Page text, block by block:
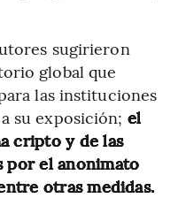
sugirieron
global que
las instituciones
su exposición; el
cripto y de las
por el anonimato
otras medidas.